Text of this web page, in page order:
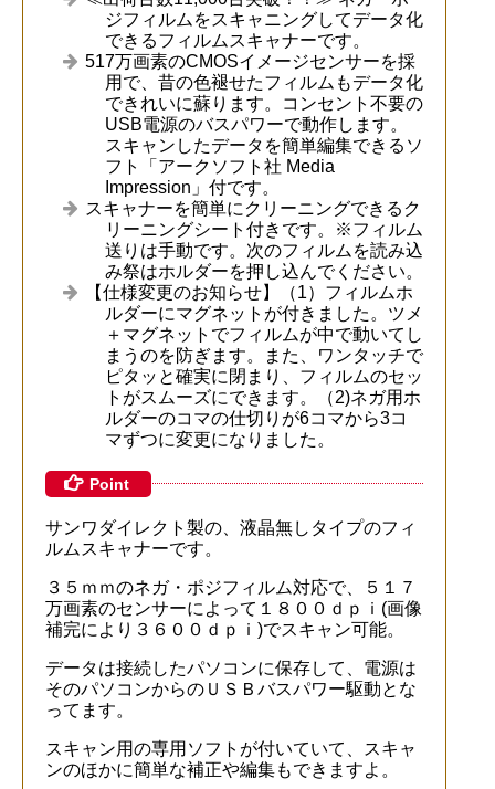
ジフィルムをスキャニングしてデータ化
できるフィルムスキャナーです。
517万画素のCMOSイメージセンサーを採
用で、昔の色褪せたフィルムもデータ化
できれいに蘇ります。コンセント不要の
USB電源のバスパワーで動作します。
スキャンしたデータを簡単編集できるソ
フト「アークソフト社 Media
Impression」付です。
スキャナーを簡単にクリーニングできるク
リーニングシート付きです。※フィルム
送りは手動です。次のフィルムを読み込
み祭はホルダーを押し込んでください。
【仕様変更のお知らせ】（1）フィルムホ
ルダーにマグネットが付きました。ツメ
＋マグネットでフィルムが中で動いてし
まうのを防ぎます。また、ワンタッチで
ピタッと確実に閉まり、フィルムのセッ
トがスムーズにできます。（2)ネガ用ホ
ルダーのコマの仕切りが6コマから3コ
マずつに変更になりました。
Point
サンワダイレクト製の、液晶無しタイプのフィ
ルムスキャナーです。
３５ｍｍのネガ・ポジフィルム対応で、５１７
万画素のセンサーによって１８００ｄｐｉ(画像
補完により３６００ｄｐｉ)でスキャン可能。
データは接続したパソコンに保存して、電源は
そのパソコンからのＵＳＢバスパワー駆動とな
ってます。
スキャン用の専用ソフトが付いていて、スキャ
ンのほかに簡単な補正や編集もできますよ。